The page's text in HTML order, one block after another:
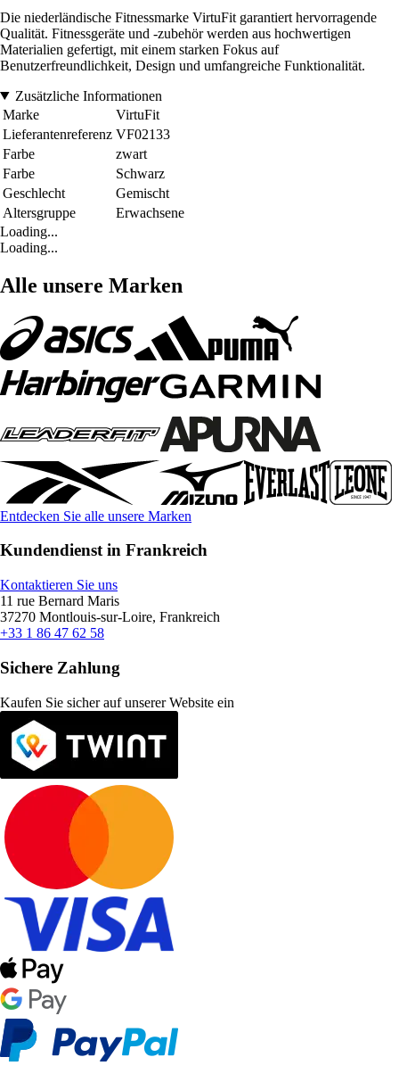
Die niederländische Fitnessmarke VirtuFit garantiert hervorragende
Qualität. Fitnessgeräte und -zubehör werden aus hochwertigen
Materialien gefertigt, mit einem starken Fokus auf
Benutzerfreundlichkeit, Design und umfangreiche Funktionalität.
Zusätzliche Informationen
Marke
VirtuFit
Lieferantenreferenz VF02133
Farbe
zwart
Farbe
Schwarz
Geschlecht
Gemischt
Altersgruppe
Erwachsene
Loading...
Loading...
Alle unsere Marken
Entdecken Sie alle unsere Marken
Kundendienst in Frankreich
Kontaktieren Sie uns
11 rue Bernard Maris
37270 Montlouis-sur-Loire, Frankreich
+33 1 86 47 62 58
Sichere Zahlung
Kaufen Sie sicher auf unserer Website ein